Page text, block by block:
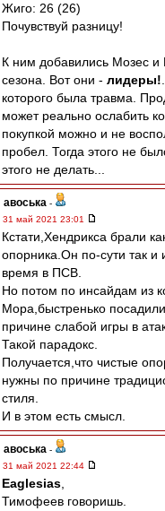
Жиго: 26 (26)
Почувствуй разницу!
К ним добавились Мозес и
сезона. Вот они - лидеры!
которого была травма.
может реально ослабить
покупкой можно и не
пробел. Тогда этого не
этого не делать...
авоська -
31 май 2021 23:01
Кстати,Хендрикса брали
опорника.Он по-сути так и
время в ПСВ.
Но потом по инсайдам из
Мора,быстренько
причине слабой игры в
Такой парадокс.
Получается,что чистые
нужны по причине
стиля.
И в этом есть смысл.
авоська -
31 май 2021 22:44
Eaglesias
Тимофеев говоришь.